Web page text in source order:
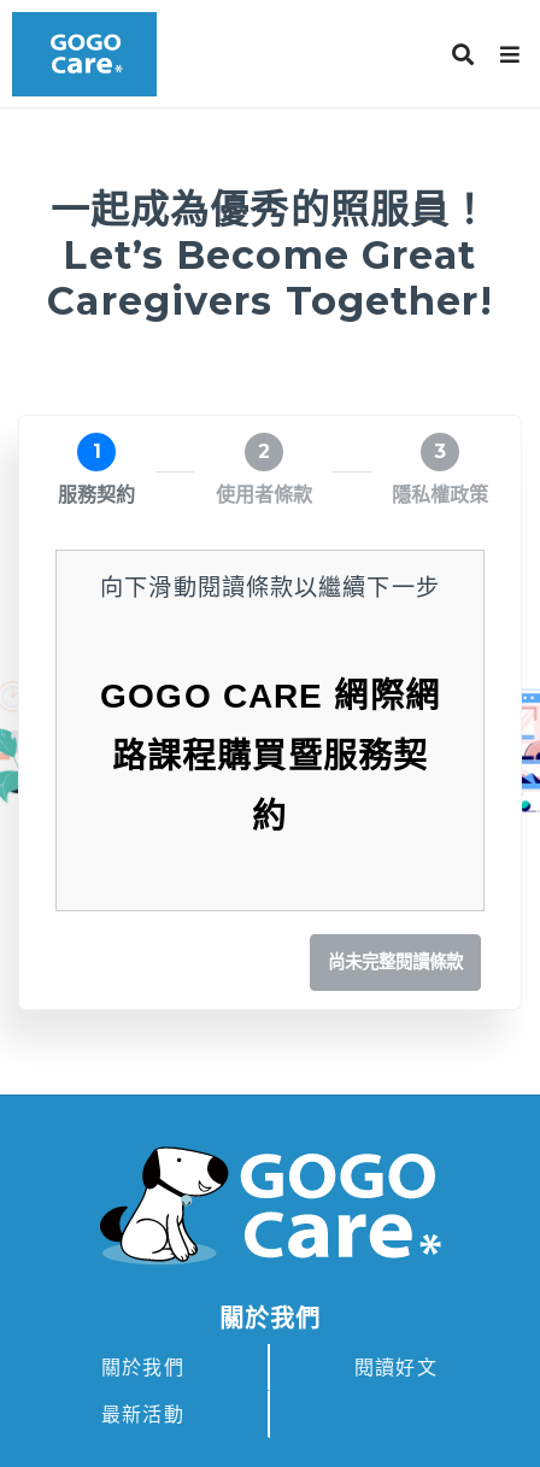
一起成為優秀的照服員！
Let’s Become Great
Caregivers Together!
1
服務契約
2
使用者條款
3
隱私權政策
向下滑動閱讀條款以繼續下一步
GOGO CARE 網際網
路課程購買暨服務契
約
本網際網路課程購買暨服務契約
「GOGO CARE」、「我
料詳列如下）授權您於 GOGO
CARE 網域之網站（以下合稱本
平台），使用 GOGO CARE 透
台離線進行之教學、評量或其他
相關服務(以下簡稱「本服
務」)。爰此，關於本服務之權
尚未完整閱讀條款
關於我們
關於我們 閱讀好文
最新活動